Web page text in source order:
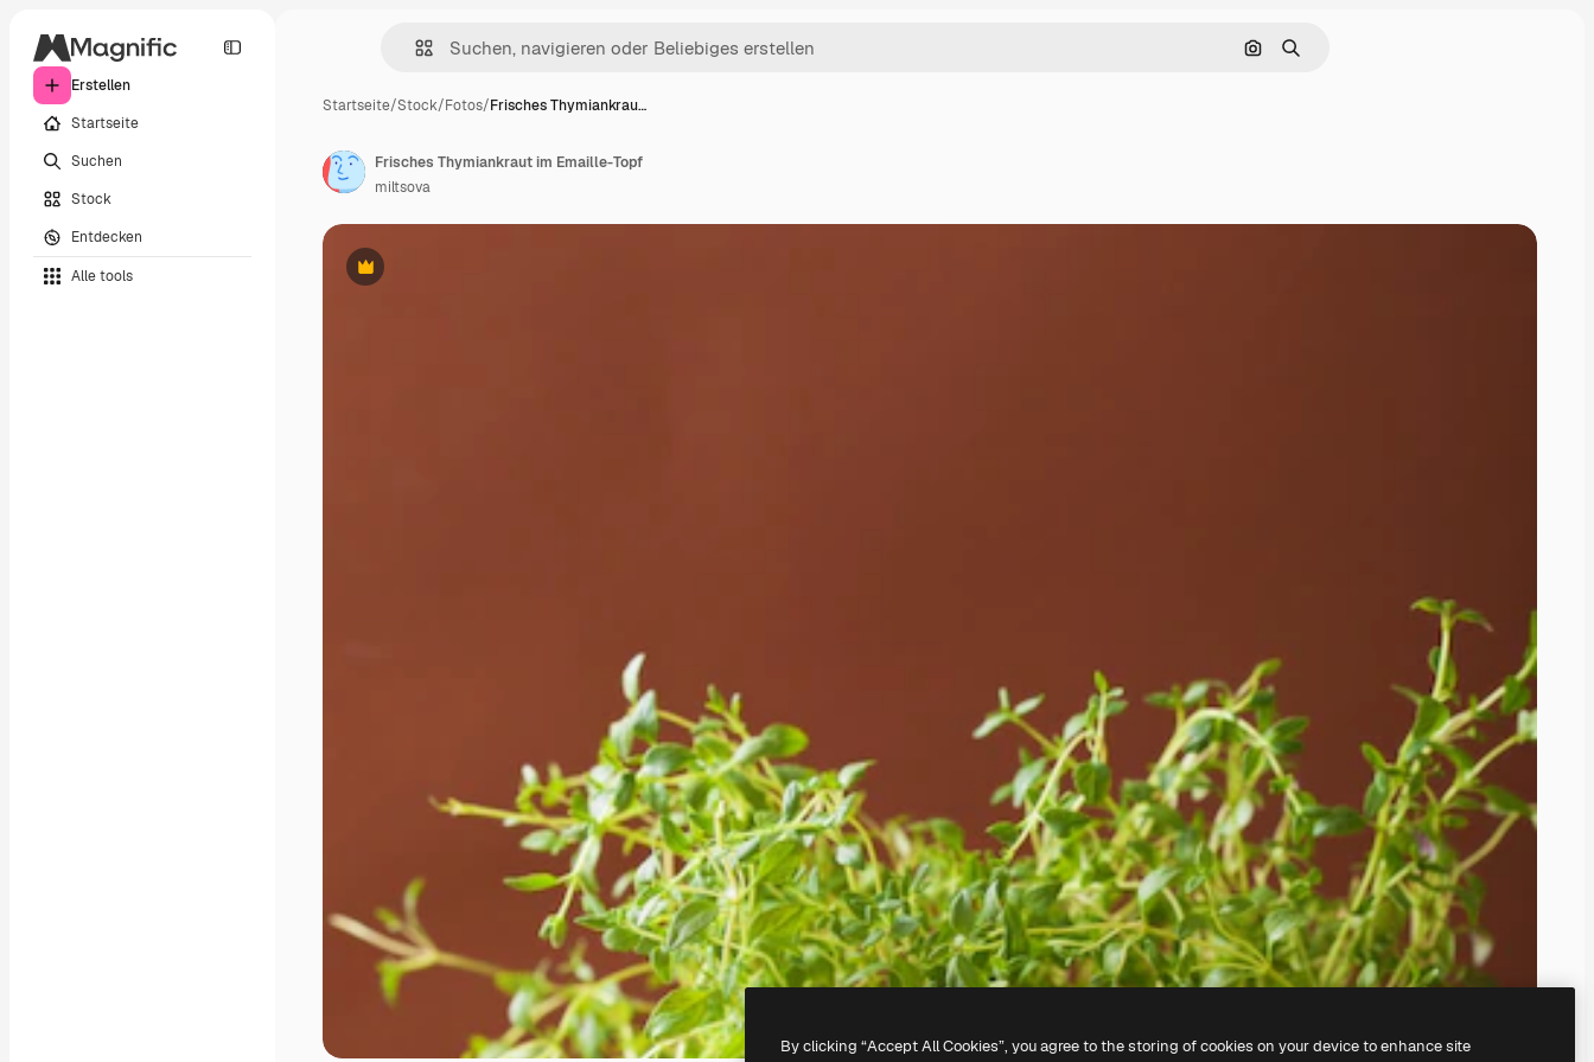
Erstellen
Startseite
Suchen
Stock
Entdecken
Alle tools
Nach Bild suchen
Suchen
Startseite/Stock/Fotos/Frisches Thymiankrau…
Premium
Frisches Thymiankraut im Emaille-Topf
miltsova
By clicking “Accept All Cookies”, you agree to the storing of cookies on your device to enhance site